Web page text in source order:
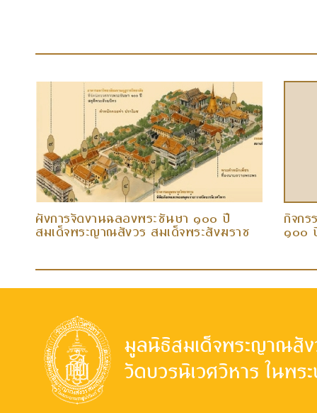
ผังการจัดงานฉลองพระชันษา ๑๐๐ ปี
สมเด็จพระญาณสังวร สมเด็จพระสังฆราช
กิจกร
๑